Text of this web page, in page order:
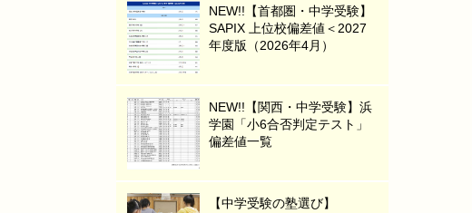
NEW!!【首都圏・中学受験】
SAPIX 上位校偏差値＜2027
年度版（2026年4月）
NEW!!【関西・中学受験】浜
学園「小6合否判定テスト」
偏差値一覧
【中学受験の塾選び】